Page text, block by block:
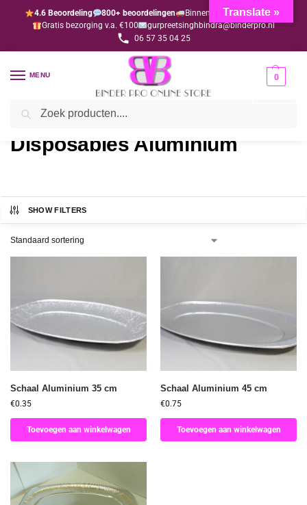
4.6 Beoordeling 800+ beoordelingen
Binnen 1-3 dagen geleverd
Gratis bezorging v.a. €100
gurpreetsinghbindra@binderpro.nl
06 57 35 04 25
MENU 0
Home Disposables / Disposables Aluminium
Disposables Aluminium
SHOW FILTERS
Schaal Aluminium 35 cm
€0.35
Toevoegen aan winkelwagen
Schaal Aluminium 45 cm
€0.75
Toevoegen aan winkelwagen
Translate »